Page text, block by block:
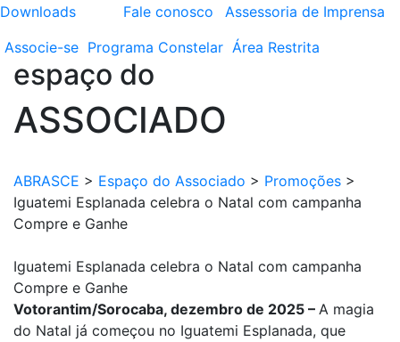
Downloads
Fale conosco
Assessoria de Imprensa
Associe-se Programa Constelar Área Restrita
espaço do
ASSOCIADO
ABRASCE > Espaço do Associado > Promoções >
Iguatemi Esplanada celebra o Natal com campanha
Compre e Ganhe
Iguatemi Esplanada celebra o Natal com campanha
Compre e Ganhe
Votorantim/Sorocaba, dezembro de 2025 – A magia
do Natal já começou no Iguatemi Esplanada, que